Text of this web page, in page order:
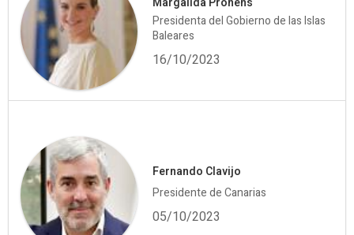
Presidenta del Gobierno de las Islas
Baleares
16/10/2023
Fernando Clavijo
Presidente de Canarias
05/10/2023